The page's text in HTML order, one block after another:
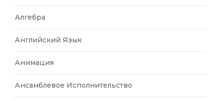
Алгебра
Английский Язык
Анимация
Ансамблевое Исполнительство